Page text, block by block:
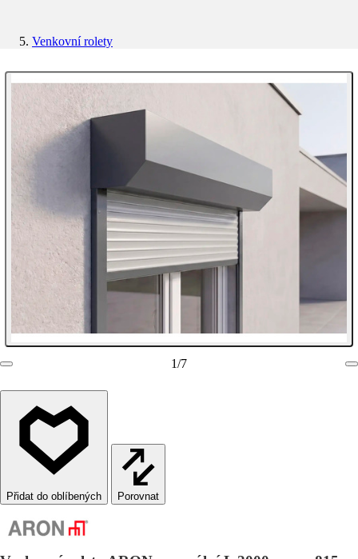
Venkovní rolety
1/7
Porovnat